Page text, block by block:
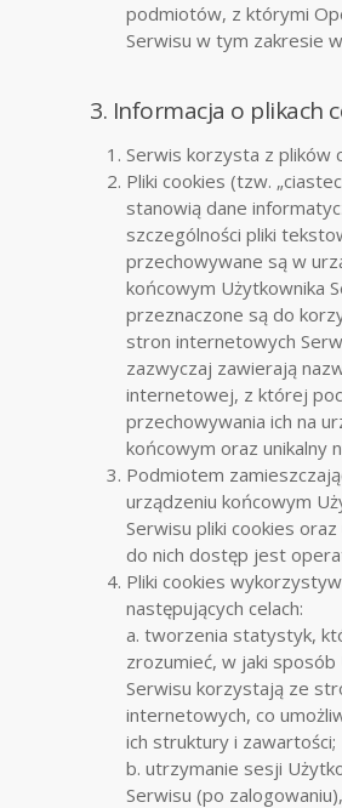
podmiotów, z którymi
Serwisu w tym zakresie
3. Informacja o plikach
Serwis korzysta z plików
Pliki cookies (tzw.
stanowią dane
szczególności pliki
przechowywane są w
końcowym Użytkownika
przeznaczone są do
stron internetowych
zazwyczaj zawierają
internetowej, z której
przechowywania ich na
końcowym oraz unikalny
Podmiotem
urządzeniu końcowym
Serwisu pliki cookies
do nich dostęp jest
Pliki cookies
następujących celach:
a. tworzenia statystyk,
zrozumieć, w jaki
Serwisu korzystają ze
internetowych, co
ich struktury i zawartości;
b. utrzymanie sesji
Serwisu (po